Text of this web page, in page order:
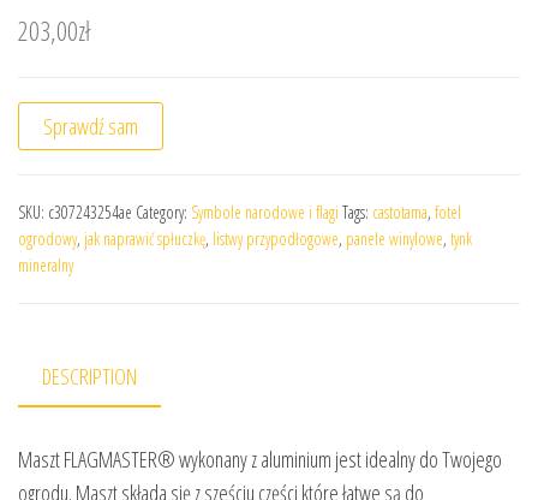
203,00zł
Sprawdź sam
SKU: c307243254ae Category: Symbole narodowe i flagi Tags: castotama, fotel
ogrodowy, jak naprawić spłuczkę, listwy przypodłogowe, panele winylowe, tynk
mineralny
DESCRIPTION
Maszt FLAGMASTER® wykonany z aluminium jest idealny do Twojego
ogrodu. Maszt składa się z sześciu części które łatwe są do